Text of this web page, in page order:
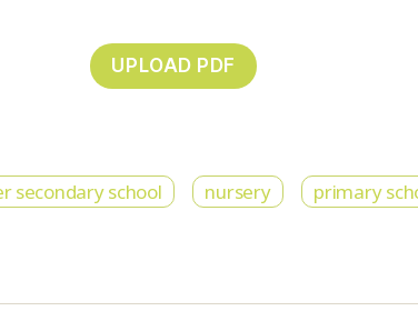
secondary school nursery primary